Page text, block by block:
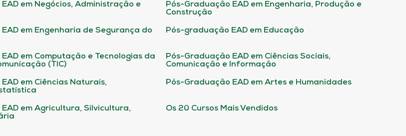
em Negócios, Administração e
Pós-Graduação EAD em Engenharia, Produção e
Construção
em Engenharia de Segurança do
Pós-graduação EAD em Educação
em Computação e Tecnologias da
(TIC)
Pós-Graduação EAD em Ciências Sociais,
Comunicação e Informação
em Ciências Naturais,
Pós-Graduação EAD em Artes e Humanidades
em Agricultura, Silvicultura,
Os 20 Cursos Mais Vendidos